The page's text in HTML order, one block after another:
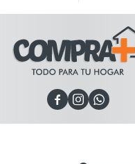
  